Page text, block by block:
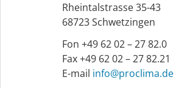
Rheintalstrasse 35-43
68723 Schwetzingen
Fon +49 62 02 – 27 82.0
Fax +49 62 02 – 27 82.21
E-mail info@proclima.de